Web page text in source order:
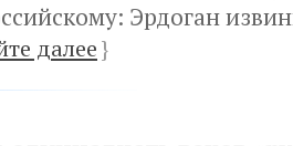
Эрдоган
далее}